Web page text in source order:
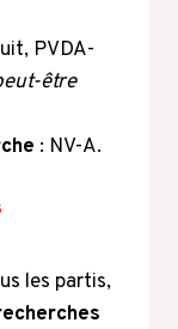
PVDA-
être
: NV-A.
les partis,